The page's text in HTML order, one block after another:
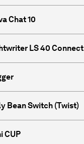
Chat 10
LS 40 Connect
Bean Switch (Twist)
CUP